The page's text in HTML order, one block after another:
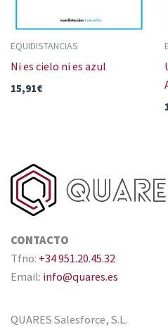
EQUIDISTANCIAS
Ni es cielo ni es azul
15,91€
CONTACTO
Tfno: +34 951.20.45.32
Email: info@quares.es
QUARES Salesforce, S.L.